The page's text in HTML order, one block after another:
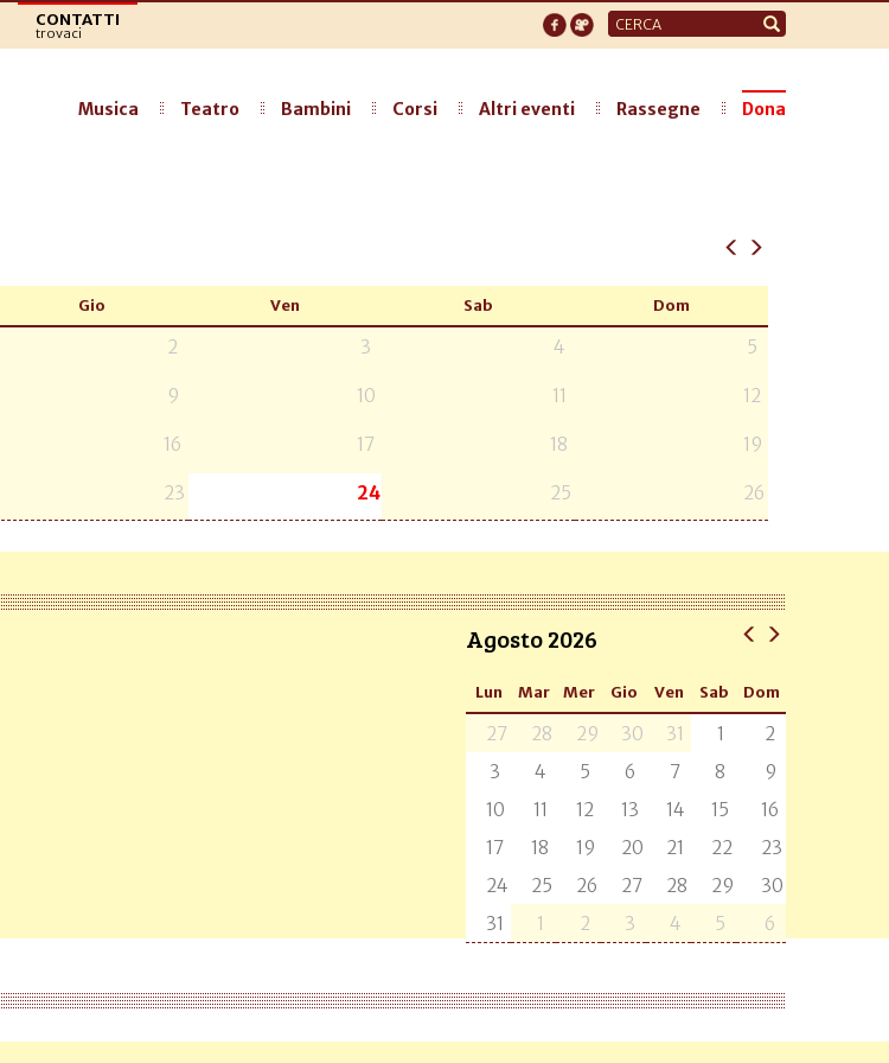
CONTATTI
trovaci
Form
di
Musica Teatro Bambini Corsi Altri eventi Rassegne Dona
Gio Ven Sab Dom
2 3 4 5
9 10 11 12
16 17 18 19
23 24 25 26
Agosto 2026
Lun Mar Mer Gio Ven Sab Dom
27 28 29 30 31 1
2
3
4 5 6 7 8
9
10
11 12 13 14 15
16
17
18 19 20 21 22
23
24
25 26 27 28 29
30
31
1 2 3 4 5 6